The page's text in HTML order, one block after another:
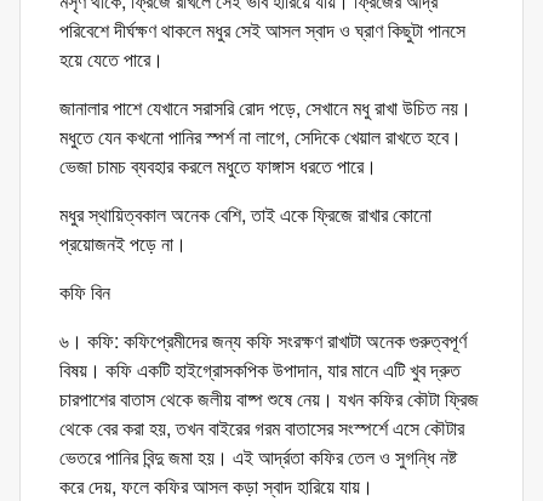
পরিবেশে দীর্ঘক্ষণ থাকলে মধুর সেই আসল স্বাদ ও ঘ্রাণ কিছুটা পানসে
হয়ে যেতে পারে।
জানালার পাশে যেখানে সরাসরি রোদ পড়ে, সেখানে মধু রাখা উচিত নয়।
মধুতে যেন কখনো পানির স্পর্শ না লাগে, সেদিকে খেয়াল রাখতে হবে।
ভেজা চামচ ব্যবহার করলে মধুতে ফাঙ্গাস ধরতে পারে।
মধুর স্থায়িত্বকাল অনেক বেশি, তাই একে ফ্রিজে রাখার কোনো
প্রয়োজনই পড়ে না।
কফি বিন
৬। কফি: কফিপ্রেমীদের জন্য কফি সংরক্ষণ রাখাটা অনেক গুরুত্বপূর্ণ
বিষয়। কফি একটি হাইগ্রোসকপিক উপাদান, যার মানে এটি খুব দ্রুত
চারপাশের বাতাস থেকে জলীয় বাষ্প শুষে নেয়। যখন কফির কৌটা ফ্রিজ
থেকে বের করা হয়, তখন বাইরের গরম বাতাসের সংস্পর্শে এসে কৌটার
ভেতরে পানির বিন্দু জমা হয়। এই আর্দ্রতা কফির তেল ও সুগন্ধি নষ্ট
করে দেয়, ফলে কফির আসল কড়া স্বাদ হারিয়ে যায়।